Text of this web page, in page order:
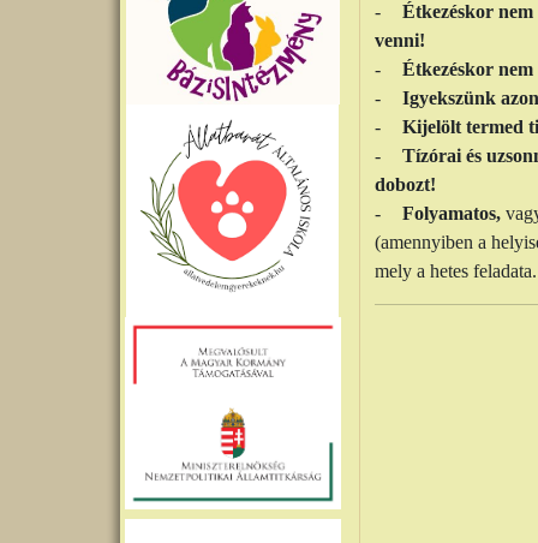
-
Étkezéskor
venni!
-
Étkezéskor
-
Igyekszünk
-
Kijelölt termed
-
Tízórai és
dobozt!
-
Folyamatos,
(amennyiben a
mely a hetes feladata.